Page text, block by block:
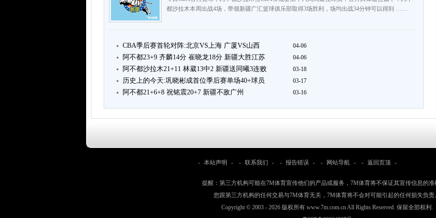
都沙拉木本周出战4场，带领新疆广汇篮球俱乐部取得3场胜利，场均出战34分钟可以得到 ……
CBA季后赛首轮对阵:北京VS上海 广厦VS山西 04-06
阿不都23+9 齐麟14分 崔晓龙18分 新疆大胜江苏 04-06
阿不都沙拉木21+11 林葳13中2 新疆送同曦3连败 03-18
历史上的今天:巩晓彬成首位季后赛单场40+球员 03-17
阿不都21+6+8 祝铭震20+7 新疆不敌广州 03-16
- 本站声明 - - 联系我们 - - 报告错误 - - 网站导航 - - 返回页顶 -
提醒：第三方机构可能在7M体育宣传他们的产品或服务，7M体育将不保证其宣传信息的准
您跟第三方机构的任何交易与7M体育无关，7M体育将不会对可能引起的任何损失负责
Copyright © 2003 - 2026 版权所有 www.7m.com.cn All Rights Reserved. 保留全部权利.